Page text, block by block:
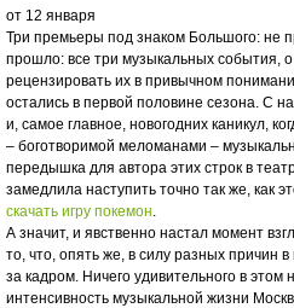
от 12 января
Три премьеры под знаком Большого: не
прошло: все три музыкальных события,
рецензировать их в привычном
остались в первой половине сезона. С
и, самое главное, новогодних каникул,
– боготворимой меломанами –
передышка для автора этих строк в
замедлила наступить точно так же, как
скачать игру покемон.
А значит, и явственно настал момент
то, что, опять же, в силу разных причин
за кадром. Ничего удивительного в
интенсивность музыкальной жизни